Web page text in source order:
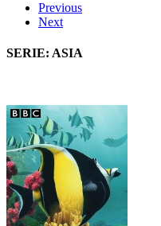
Previous
Next
SERIE: ASIA